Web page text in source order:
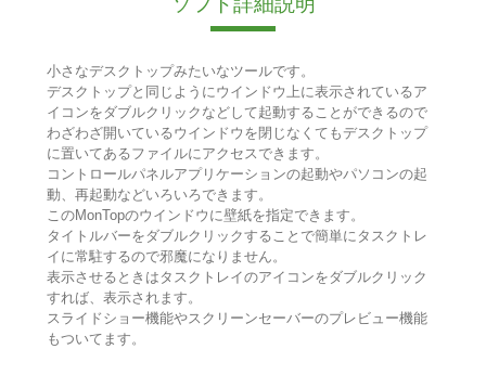
小さなデスクトップみたいなツールです。
デスクトップと同じようにウインドウ上に表示されているア
イコンをダブルクリックなどして起動することができるので
わざわざ開いているウインドウを閉じなくてもデスクトップ
に置いてあるファイルにアクセスできます。
コントロールパネルアプリケーションの起動やパソコンの起
動、再起動などいろいろできます。
このMonTopのウインドウに壁紙を指定できます。
タイトルバーをダブルクリックすることで簡単にタスクトレ
イに常駐するので邪魔になりません。
表示させるときはタスクトレイのアイコンをダブルクリック
すれば、表示されます。
スライドショー機能やスクリーンセーバーのプレビュー機能
もついてます。